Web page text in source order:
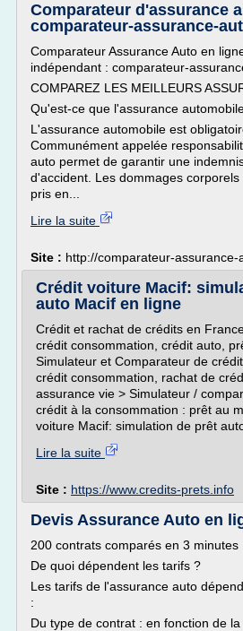
Comparateur d'assurance
comparateur-assurance-
Comparateur Assurance Auto en
indépendant : comparateur-
COMPAREZ LES MEILLEURS
Qu'est-ce que l'assurance
L'assurance automobile est
Communément appelée
auto permet de garantir une
d'accident. Les dommages
pris en...
Lire la suite
Site : http://comparateur-assurance-
Crédit voiture Macif:
auto Macif en ligne
Crédit et rachat de crédits en
crédit consommation, crédit auto,
Simulateur et Comparateur de
crédit consommation, rachat de
assurance vie > Simulateur /
crédit à la consommation : prêt au
voiture Macif: simulation de prêt
Lire la suite
Site : https://www.credits-prets.info
Devis Assurance Auto en
200 contrats comparés en 3 minutes
De quoi dépendent les tarifs ?
Les tarifs de l'assurance auto
:
Du type de contrat : en fonction de